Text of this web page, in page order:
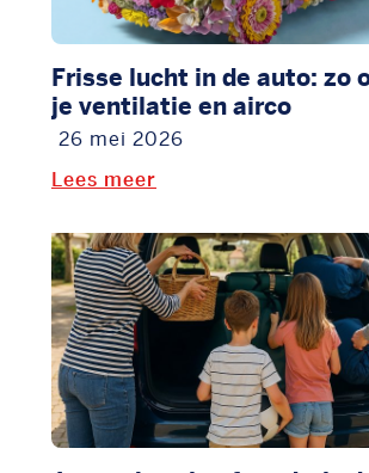
Frisse lucht in de auto: zo
je ventilatie en airco
26 mei 2026
Lees meer